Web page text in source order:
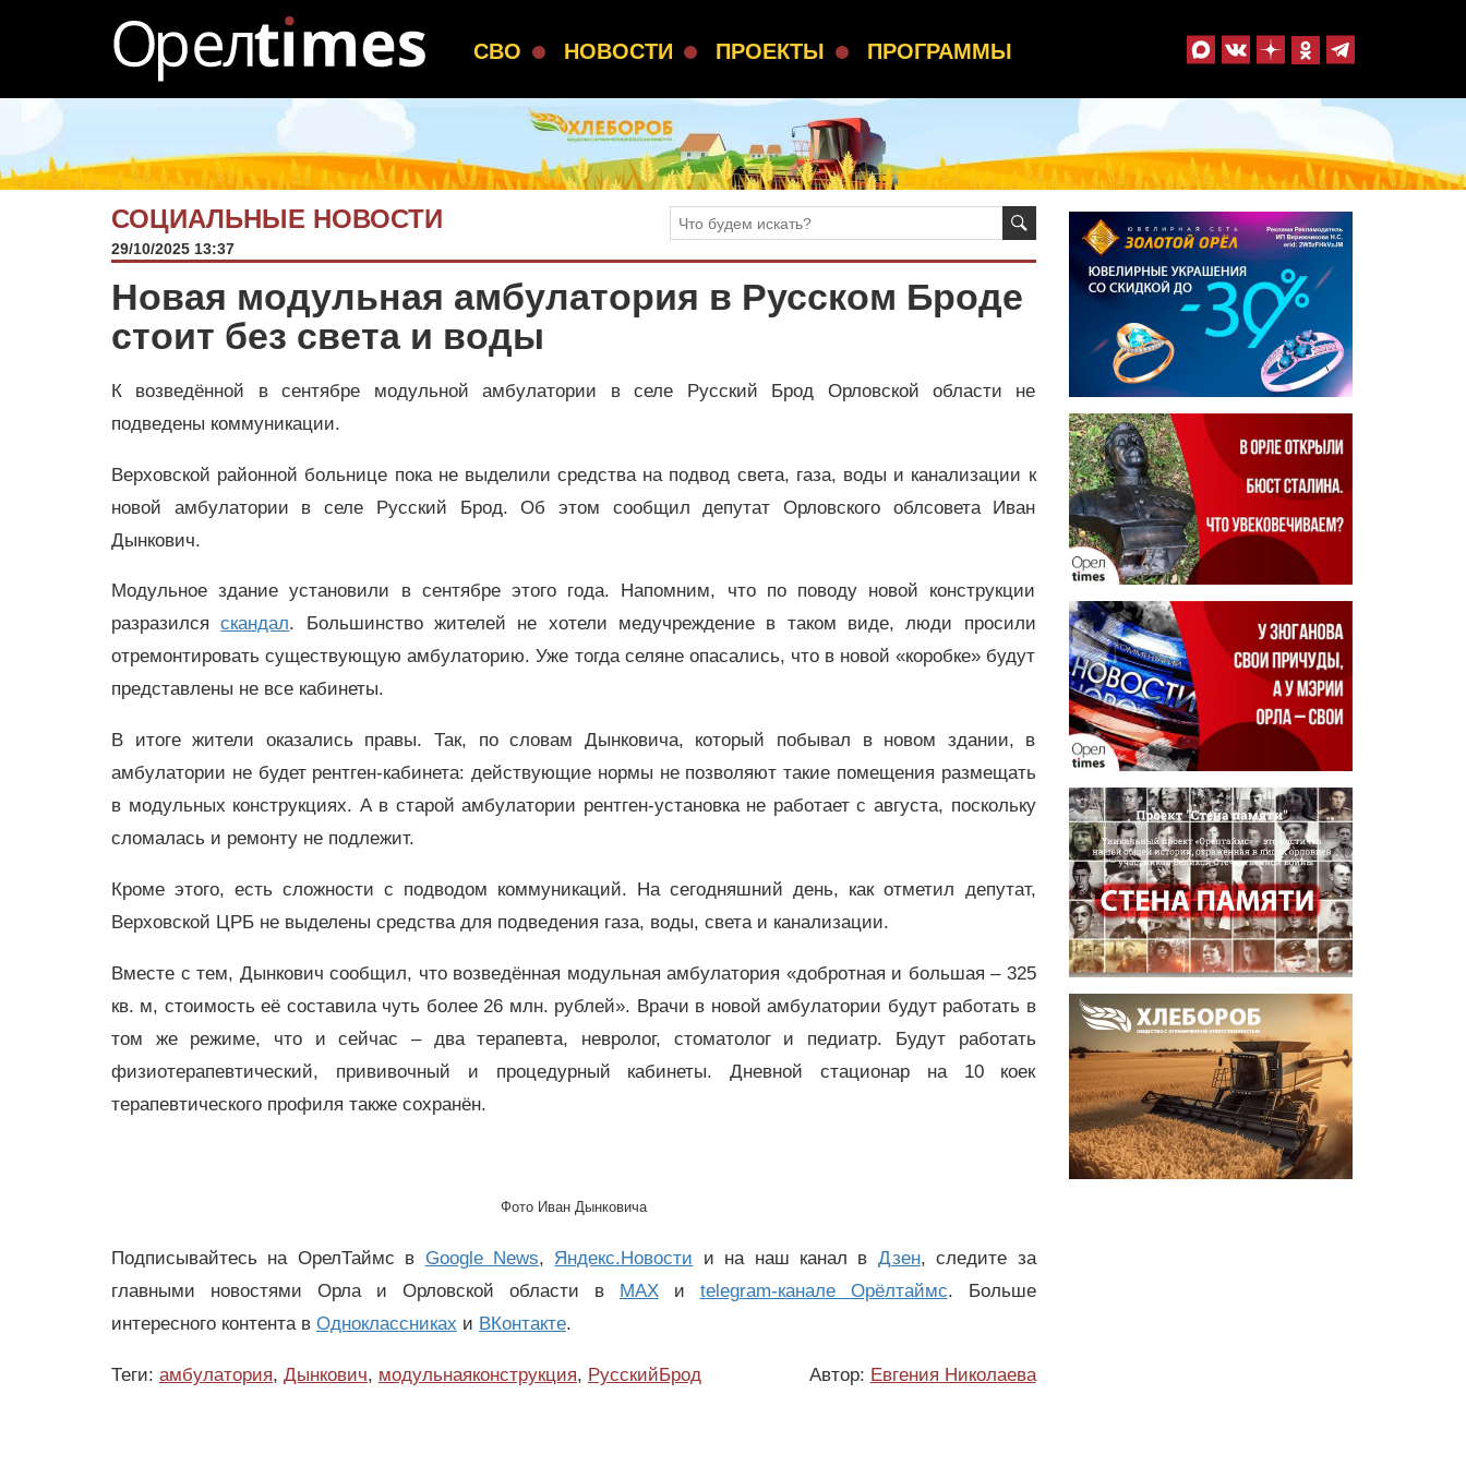
СВО НОВОСТИ ПРОЕКТЫ ПРОГРАММЫ
СОЦИАЛЬНЫЕ НОВОСТИ
29/10/2025 13:37
Новая модульная амбулатория в Русском Броде
стоит без света и воды
К возведённой в сентябре модульной амбулатории в селе Русский Брод Орловской области не
подведены коммуникации.
Верховской районной больнице пока не выделили средства на подвод света, газа, воды и канализации к
новой амбулатории в селе Русский Брод. Об этом сообщил депутат Орловского облсовета Иван
Дынкович.
Модульное здание установили в сентябре этого года. Напомним, что по поводу новой конструкции
разразилсяскандал. Большинство жителей не хотели медучреждение в таком виде, люди просили
отремонтировать существующую амбулаторию. Уже тогда селяне опасались, что в новой «коробке» будут
представлены не все кабинеты.
В итоге жители оказались правы. Так, по словам Дынковича, который побывал в новом здании, в
амбулатории не будет рентген-кабинета: действующие нормы не позволяют такие помещения размещать
в модульных конструкциях. А в старой амбулатории рентген-установка не работает с августа, поскольку
сломалась и ремонту не подлежит.
Кроме этого, есть сложности с подводом коммуникаций. На сегодняшний день, как отметил депутат,
Верховской ЦРБ не выделены средства для подведения газа, воды, света и канализации.
Вместе с тем, Дынкович сообщил, что возведённая модульная амбулатория «добротная и большая – 325
кв. м, стоимость её составила чуть более 26 млн. рублей». Врачи в новой амбулатории будут работать в
том же режиме, что и сейчас – два терапевта, невролог, стоматолог и педиатр. Будут работать
физиотерапевтический, прививочный и процедурный кабинеты. Дневной стационар на 10 коек
терапевтического профиля также сохранён.
Фото Иван Дынковича
Подписывайтесь на ОрелТаймс в Google News, Яндекс.Новости и на наш канал в Дзен, следите за
главными новостями Орла и Орловской области в
MAXи telegram-канале Орёлтаймс. Больше
интересного контента в Одноклассниках и ВКонтакте.
Теги: амбулатория, Дынкович, модульнаяконструкция, РусскийБрод Автор: Евгения Николаева